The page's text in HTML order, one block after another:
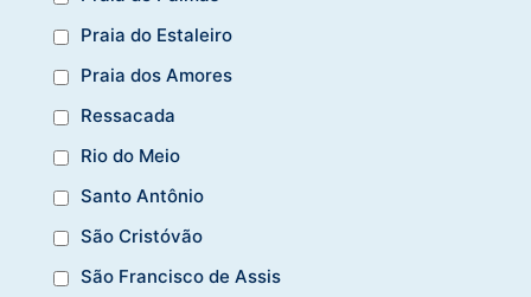
Praia do Estaleiro
Praia dos Amores
Ressacada
Rio do Meio
Santo Antônio
São Cristóvão
São Francisco de Assis